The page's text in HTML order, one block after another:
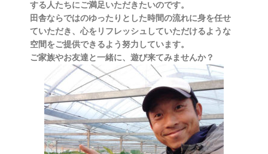
する人たちにご満足いただきたいのです。
田舎ならではのゆったりとした時間の流れに身を任せ
ていただき、心をリフレッシュしていただけるような
空間をご提供できるよう努力しています。
ご家族やお友達と一緒に、遊び来てみませんか？